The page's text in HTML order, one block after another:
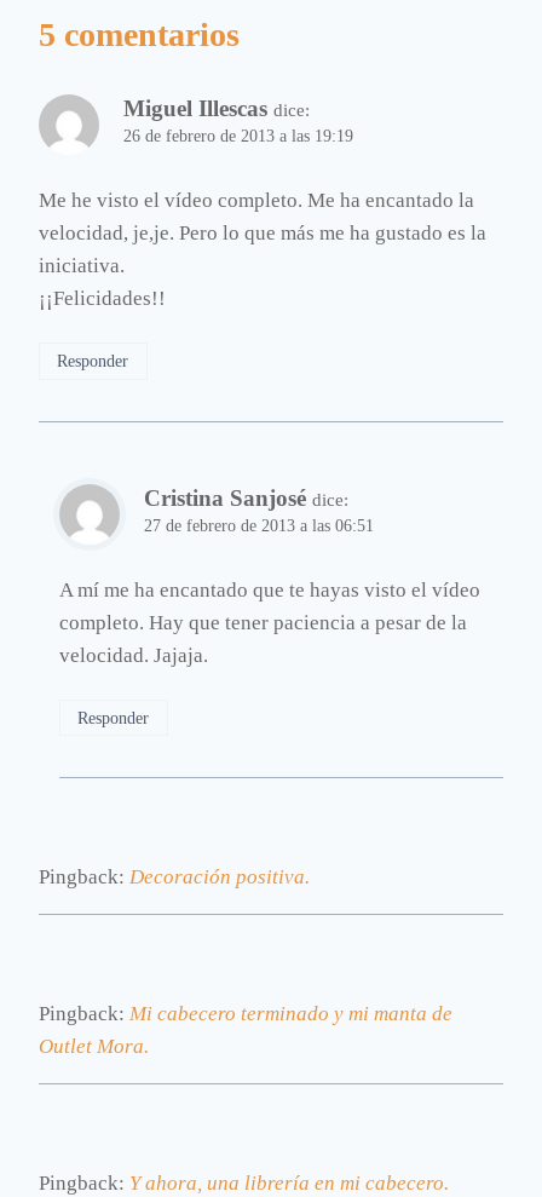
5 comentarios
Miguel Illescas dice:
26 de febrero de 2013 a las 19:19
Me he visto el vídeo completo. Me ha encantado la
velocidad, je,je. Pero lo que más me ha gustado es la
iniciativa.
¡¡Felicidades!!
Responder
Cristina Sanjosé dice:
27 de febrero de 2013 a las 06:51
A mí me ha encantado que te hayas visto el vídeo
completo. Hay que tener paciencia a pesar de la
velocidad. Jajaja.
Responder
Pingback: Decoración positiva.
Pingback: Mi cabecero terminado y mi manta de
Outlet Mora.
Pingback: Y ahora, una librería en mi cabecero.